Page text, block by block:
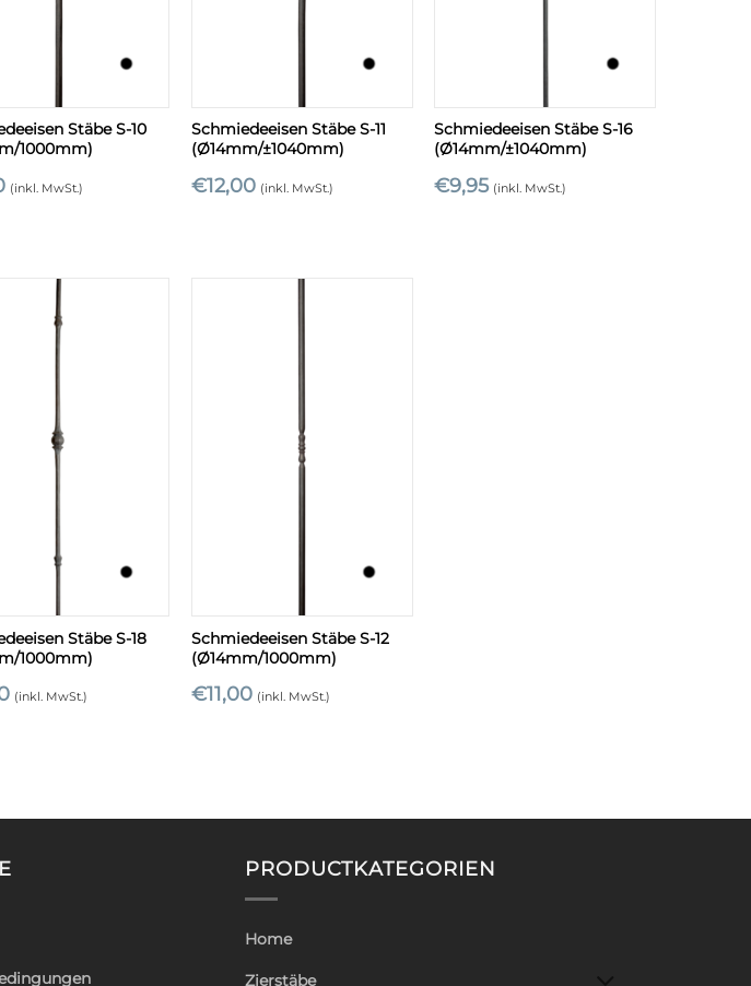
Stäbe S-10
1000mm)
(inkl. MwSt.)
Schmiedeeisen Stäbe S-11
(Ø14mm/±1040mm)
€12,00 (inkl. MwSt.)
Schmiedeeisen Stäbe S-16
(Ø14mm/±1040mm)
€9,95 (inkl. MwSt.)
Stäbe S-18
1000mm)
(inkl. MwSt.)
Schmiedeeisen Stäbe S-12
(Ø14mm/1000mm)
€11,00 (inkl. MwSt.)
PRODUCTKATEGORIEN
Home
Zierstäbe